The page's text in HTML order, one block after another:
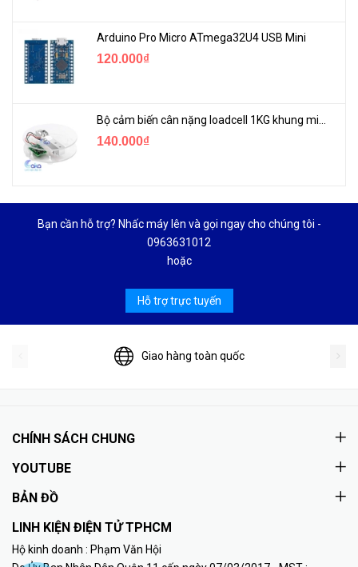
Arduino Pro Micro ATmega32U4 USB Mini
120.000₫
140.000₫
Bạn cần hỗ trợ? Nhấc máy lên và gọi ngay cho chúng tôi -
0963631012
hoặc
Hỗ trợ trực tuyến
Giao hàng toàn quốc
CHÍNH SÁCH CHUNG
YOUTUBE
BẢN ĐỒ
LINH KIỆN ĐIỆN TỬ TPHCM
Hộ kinh doanh : Phạm Văn Hội